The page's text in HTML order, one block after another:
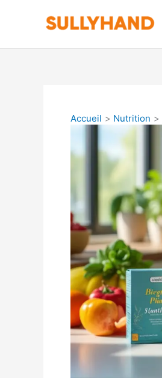
Accueil Nutrition